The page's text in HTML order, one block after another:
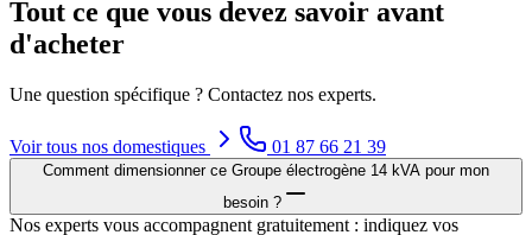
Tout ce que vous devez savoir avant
d'acheter
Une question spécifique ? Contactez nos experts.
Voir tous nos domestiques 01 87 66 21 39
Comment dimensionner ce Groupe électrogène 14 kVA pour mon
besoin ?
Nos experts vous accompagnent gratuitement : indiquez vos